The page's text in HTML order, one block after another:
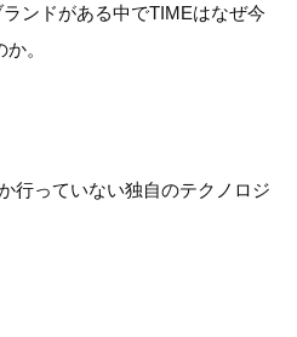
ンドがある中でTIMEはなぜ今
。
行っていない独自のテクノロジ